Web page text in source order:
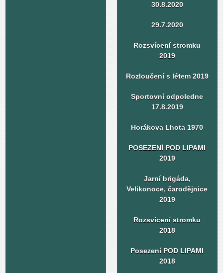
30.8.2020
29.7.2020
Rozsvícení stromku
2019
Rozloučení s létem 2019
Sportovní odpoledne
17.8.2019
Horákova Lhota 1970
POSEZENÍ POD LIPAMI
2019
Jarní brigáda,
Velikonoce, čarodějnice
2019
Rozsvícení stromku
2018
Posezení POD LIPAMI
2018